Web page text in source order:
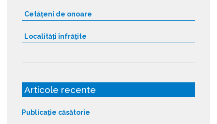
Cetățeni de onoare
Localități înfrățite
Articole recente
Publicație căsătorie